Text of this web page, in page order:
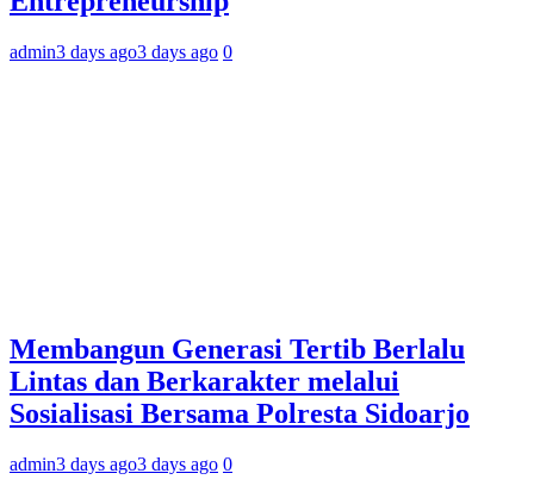
admin3 days ago3 days ago 0
Membangun Generasi Tertib Berlalu
Lintas dan Berkarakter melalui
Sosialisasi Bersama Polresta Sidoarjo
admin3 days ago3 days ago 0